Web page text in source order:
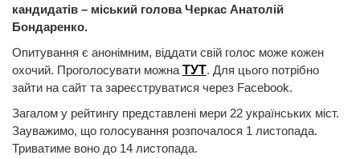
кандидатів – міський голова Черкас Анатолій
Бондаренко.
Опитування є анонімним, віддати свій голос може кожен
охочий. Проголосувати можна ТУТ. Для цього потрібно
зайти на сайт та зареєструватися через Facebook.
Загалом у рейтингу представлені мери 22 українських міст.
Зауважимо, що голосування розпочалося 1 листопада.
Триватиме воно до 14 листопада.